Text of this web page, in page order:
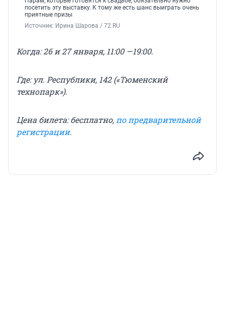
посетить эту выставку. К тому же есть шанс выиграть очень
приятные призы
Источник: Ирина Шарова / 72.RU
Когда: 26 и 27 января, 11:00 —19:00.
Где: ул. Республики, 142 («Тюменский
технопарк»).
Цена билета: бесплатно,по предварительной
регистрации.